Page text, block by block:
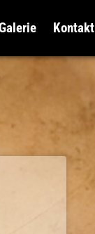
Kontakt